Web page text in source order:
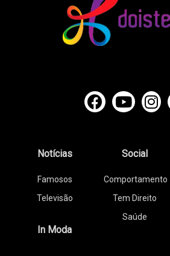
Notícias
Famosos
Televisão
In Moda
Social
Comportamento
Tem Direito
Saúde